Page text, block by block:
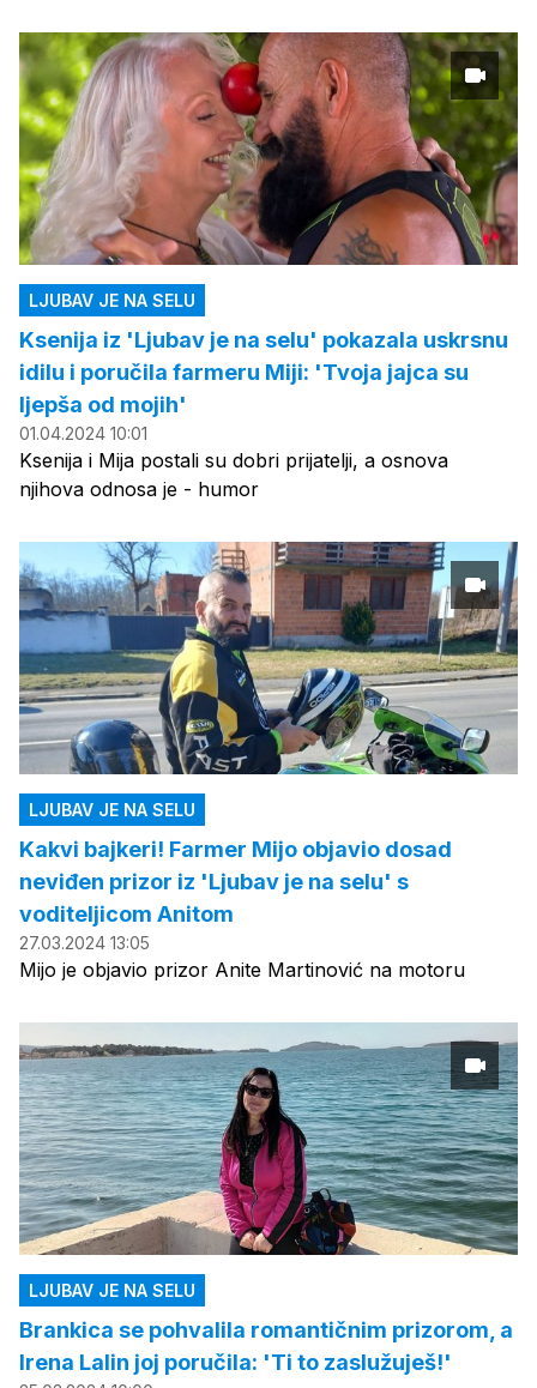
LJUBAV JE NA SELU
Ksenija iz 'Ljubav je na selu' pokazala uskrsnu
idilu i poručila farmeru Miji: 'Tvoja jajca su
ljepša od mojih'
01.04.2024 10:01
Ksenija i Mija postali su dobri prijatelji, a osnova
njihova odnosa je - humor
LJUBAV JE NA SELU
Kakvi bajkeri! Farmer Mijo objavio dosad
neviđen prizor iz 'Ljubav je na selu' s
voditeljicom Anitom
27.03.2024 13:05
Mijo je objavio prizor Anite Martinović na motoru
LJUBAV JE NA SELU
Brankica se pohvalila romantičnim prizorom, a
Irena Lalin joj poručila: 'Ti to zaslužuješ!'